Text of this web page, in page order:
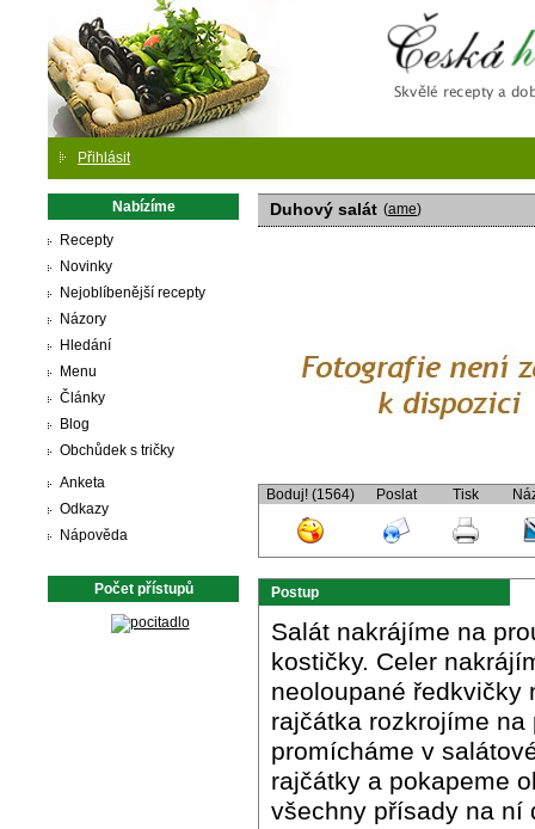
Přihlásit
Nabízíme
Recepty
Novinky
Nejoblíbenější recepty
Názory
Hledání
Menu
Články
Blog
Obchůdek s tričky
Anketa
Odkazy
Nápověda
Počet přístupů
Duhový salát (ame)
Boduj! (1564) Poslat Tisk
Postup
Salát nakrájíme na
kostičky. Celer
neoloupané ředkvičky
rajčátka rozkrojíme
promícháme v
rajčátky a pokapeme
všechny přísady na ní